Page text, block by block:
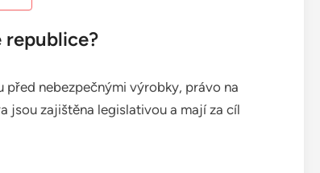
republice?
před nebezpečnými výrobky, právo na
jsou zajištěna legislativou a mají za cíl